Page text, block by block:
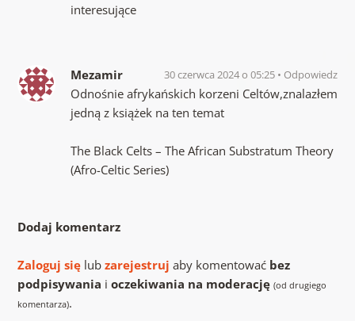
interesujące
Mezamir 30 czerwca 2024 o 05:25 Odpowiedz
Odnośnie afrykańskich korzeni Celtów,znalazłem
jedną z książek na ten temat
The Black Celts – The African Substratum Theory
(Afro-Celtic Series)
Dodaj komentarz
Zaloguj sięlub zarejestruj aby komentować bez
podpisywania i oczekiwania na moderację (od drugiego
komentarza).